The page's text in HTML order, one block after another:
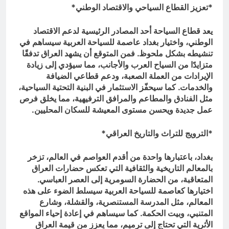
*تعزيز القطاع السياحي والاقتصاد الوطني*
يعد قطاع السياحة أحد المصادر الرئيسية لدعم الاقتصاد
الوطني، واختيار بغداد عاصمة للسياحة العربية سيساهم في
تنشيطه بشكل ملحوظ. فمن المتوقع أن يشهد العراق تدفقًا
متزايدًا من السياح العرب والأجانب، مما سيؤدي إلى زيادة
الإيرادات من العملة الصعبة، ودعم قطاعي الضيافة
والخدمات. كما سيحفّز الاستثمار في البنية التحتية السياحية،
مثل الفنادق والمطاعم والمرافق الترفيهية، مما يخلق فرص
عمل جديدة ويحسن مستوى المعيشة للسكان المحليين.
*الترويج للتراث والتاريخ العراقي*
بغداد، باعتبارها واحدة من أقدم العواصم في العالم، تزخر
بالمعالم التاريخية والثقافية التي تعكس حضارات العراق
المتعاقبة، من الحضارة السومرية إلى العصر العباسي.
اختيارها كعاصمة للسياحة العربية سيسلط الضوء على هذه
المعالم، مثل المدرسة المستنصرية، والقشلة، وشارع
المتنبي، وبيت الحكمة. كما سيساهم في إعادة إحياء المواقع
الأثرية التي تحتاج إلى ترميم، مما يعزز من قيمة العراق